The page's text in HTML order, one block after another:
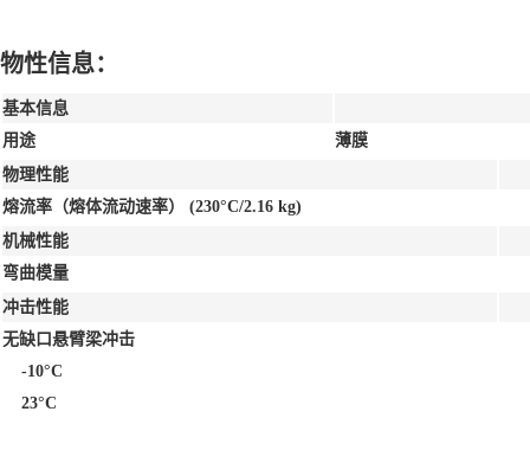
物性信息：
基本信息
用途
薄膜
物理性能
熔流率（熔体流动速率） (230°C/2.16 kg)
机械性能
弯曲模量
冲击性能
无缺口悬臂梁冲击
-10°C
23°C